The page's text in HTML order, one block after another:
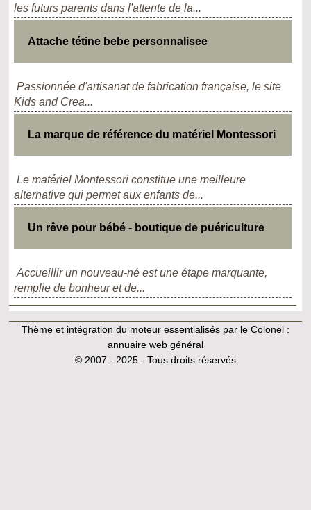
les futurs parents dans l'attente de la...
Attache tétine bebe personnalisee
Passionnée d'artisanat de fabrication française, le site
Kids and Crea...
La marque de référence du matériel Montessori
Le matériel Montessori constitue une meilleure
alternative qui permet aux enfants de...
Un rêve pour bébé - boutique de puériculture
Accueillir un nouveau-né est une étape marquante,
remplie de bonheur et de...
Thème et intégration du moteur essentialisés par le Colonel :
annuaire web général
© 2007 - 2025 - Tous droits réservés